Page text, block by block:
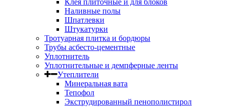
Клея плиточные и для блоков
Наливные полы
Шпатлевки
Штукатурки
Тротуарная плитка и бордюры
Трубы асбесто-цементные
Уплотнитель
Уплотнительные и демпферные ленты
Утеплители
Минеральная вата
Тепофол
Экструдированный пенополистирол